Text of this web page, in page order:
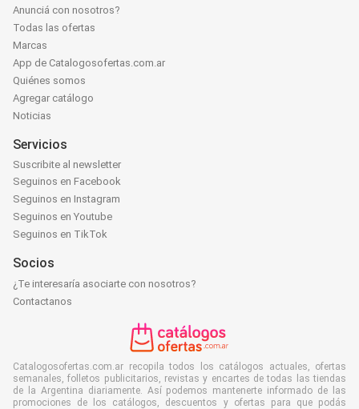
Anunciá con nosotros?
Todas las ofertas
Marcas
App de Catalogosofertas.com.ar
Quiénes somos
Agregar catálogo
Noticias
Servicios
Suscribite al newsletter
Seguinos en Facebook
Seguinos en Instagram
Seguinos en Youtube
Seguinos en TikTok
Socios
¿Te interesaría asociarte con nosotros?
Contactanos
Catalogosofertas.com.ar recopila todos los catálogos actuales, ofertas
semanales, folletos publicitarios, revistas y encartes de todas las tiendas
de la Argentina diariamente. Así podemos mantenerte informado de las
promociones de los catálogos, descuentos y ofertas para que podás